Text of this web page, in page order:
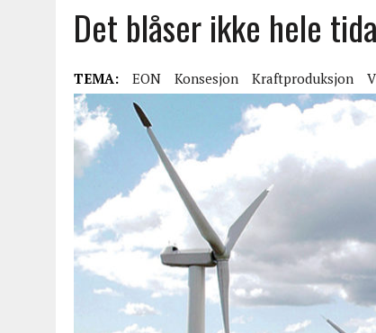
8. AUGUST 2026
ELIAS HAR REGELRETT HERJA PÅ
Det blåser ikke hele tida
TEMA: EON Konsesjon Kraftproduksjon